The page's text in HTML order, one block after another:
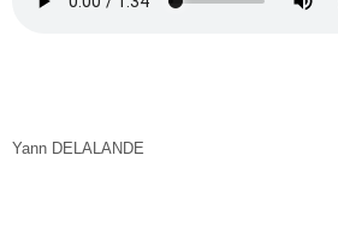
Yann DELALANDE